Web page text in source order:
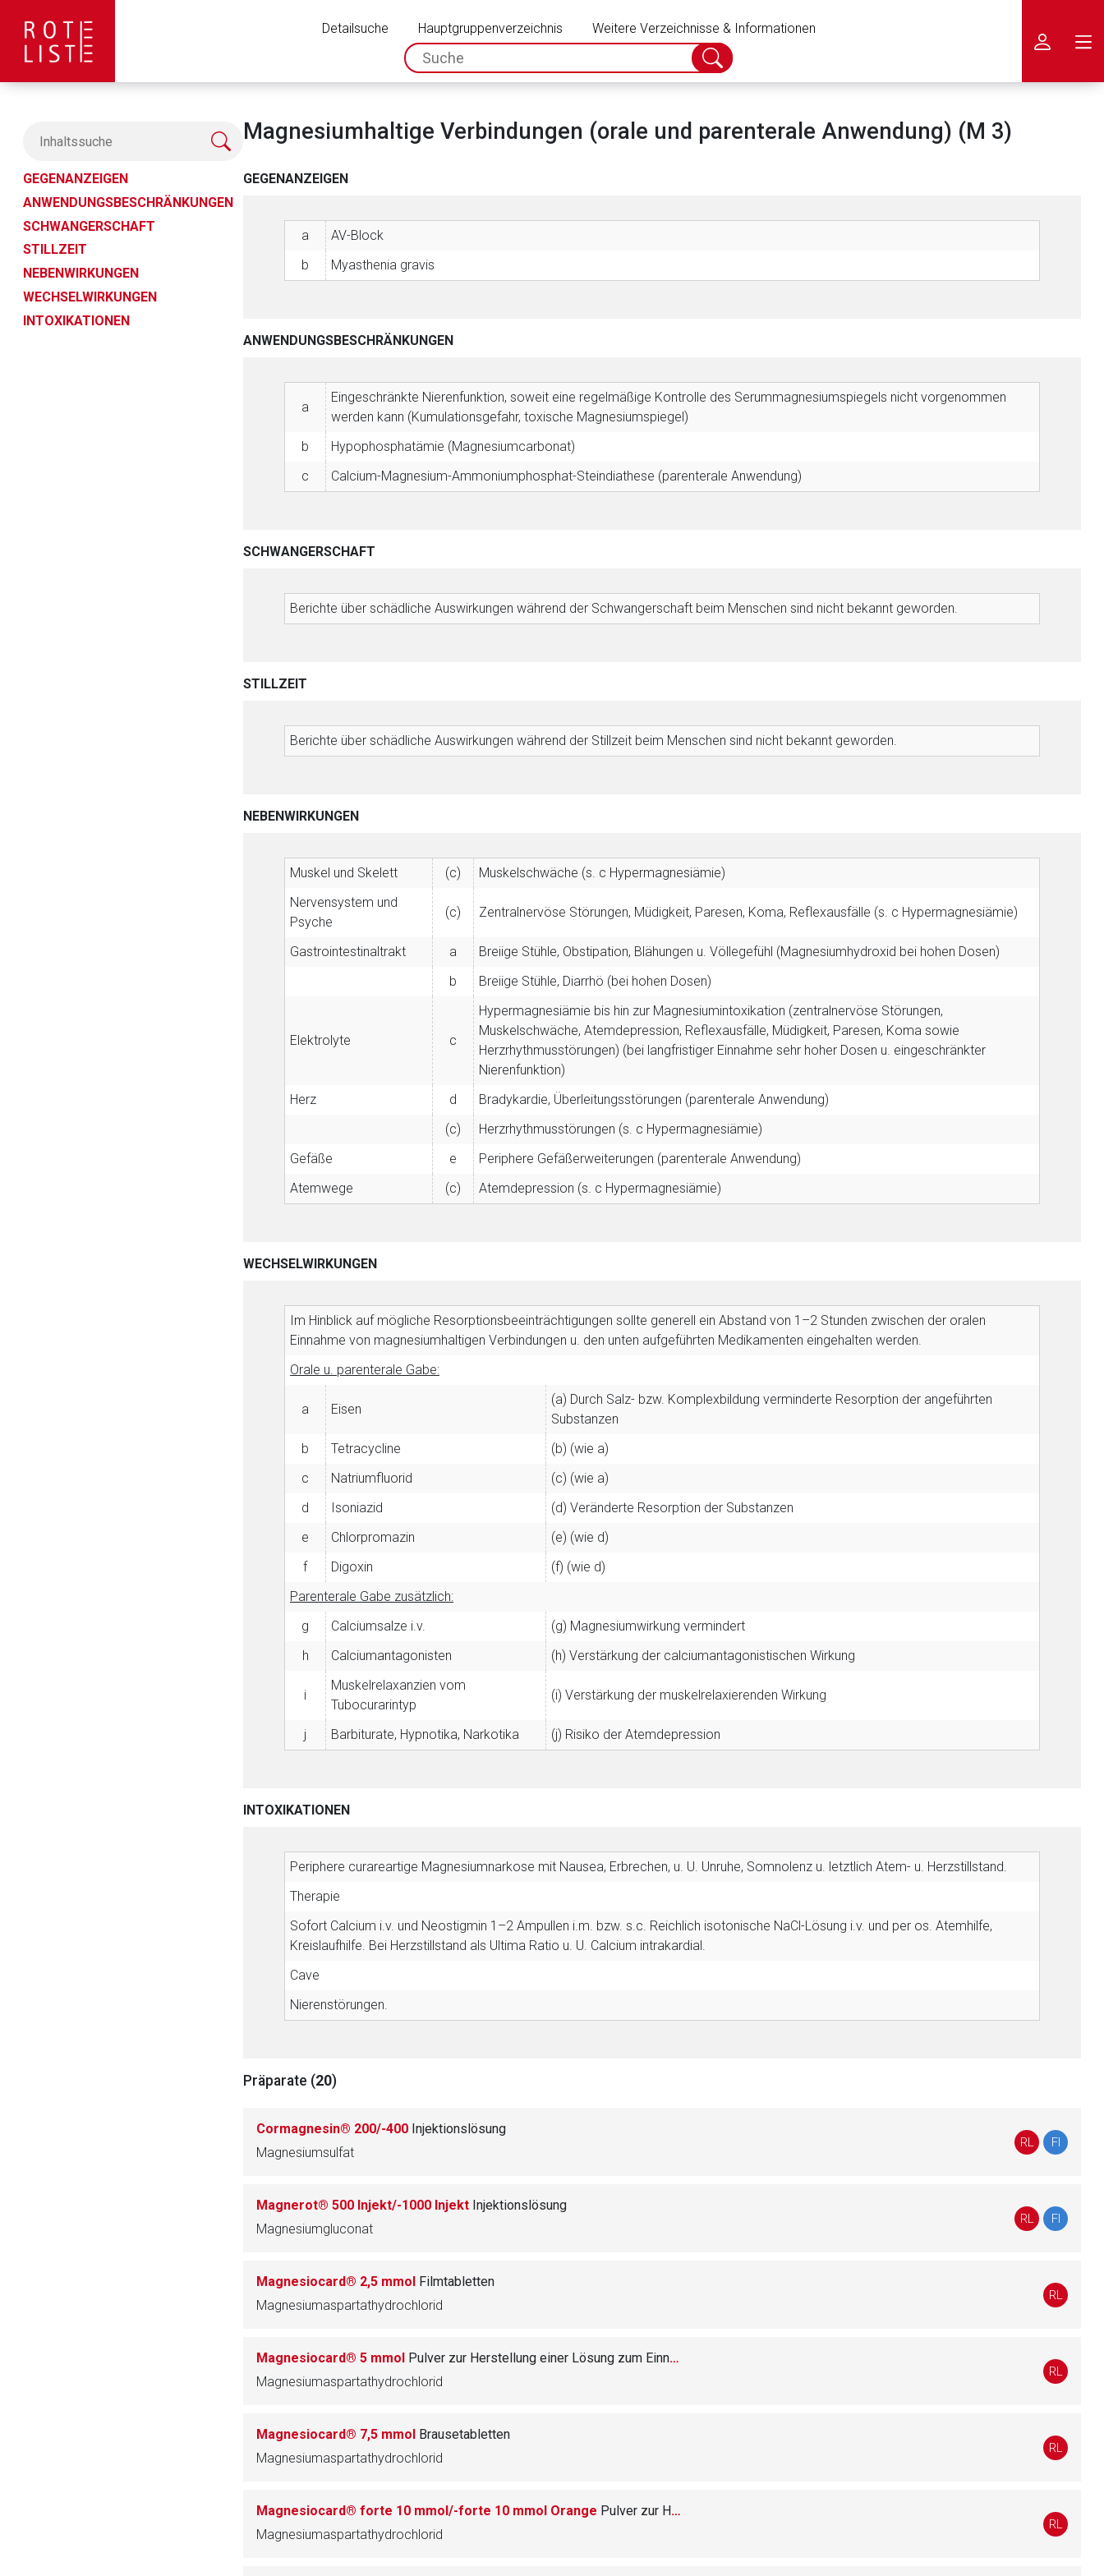
Detailsuche Hauptgruppenverzeichnis
Weitere Verzeichnisse & Informationen
spc.search.input.placeholder
Suche
abschicken
GEGENANZEIGEN
ANWENDUNGSBESCHRÄNKUNGEN
SCHWANGERSCHAFT
STILLZEIT
NEBENWIRKUNGEN
WECHSELWIRKUNGEN
INTOXIKATIONEN
Magnesiumhaltige Verbindungen (orale und parenterale Anwendung) (M 3)
GEGENANZEIGEN
a
AV-Block
b
Myasthenia gravis
ANWENDUNGSBESCHRÄNKUNGEN
a
Eingeschränkte Nierenfunktion, soweit eine regelmäßige Kontrolle des Serummagnesiumspiegels nicht vorgenommen
werden kann (Kumulationsgefahr, toxische Magnesiumspiegel)
b
Hypophosphatämie (Magnesiumcarbonat)
c
Calcium-Magnesium-Ammoniumphosphat-Steindiathese (parenterale Anwendung)
SCHWANGERSCHAFT
Berichte über schädliche Auswirkungen während der Schwangerschaft beim Menschen sind nicht bekannt geworden.
STILLZEIT
Berichte über schädliche Auswirkungen während der Stillzeit beim Menschen sind nicht bekannt geworden.
NEBENWIRKUNGEN
Muskel und Skelett (c)
Muskelschwäche (s. c Hypermagnesiämie)
Nervensystem und
Psyche
(c) Zentralnervöse Störungen, Müdigkeit, Paresen, Koma, Reflexausfälle (s. c Hypermagnesiämie)
Gastrointestinaltrakt a
Breiige Stühle, Obstipation, Blähungen u. Völlegefühl (Magnesiumhydroxid bei hohen Dosen)
b
Breiige Stühle, Diarrhö (bei hohen Dosen)
Elektrolyte c
Hypermagnesiämie bis hin zur Magnesiumintoxikation (zentralnervöse Störungen,
Muskelschwäche, Atemdepression, Reflexausfälle, Müdigkeit, Paresen, Koma sowie
Herzrhythmusstörungen) (bei langfristiger Einnahme sehr hoher Dosen u. eingeschränkter
Nierenfunktion)
Herz
d
Bradykardie, Überleitungsstörungen (parenterale Anwendung)
(c)
Herzrhythmusstörungen (s. c Hypermagnesiämie)
Gefäße
e
Periphere Gefäßerweiterungen (parenterale Anwendung)
Atemwege
(c) Atemdepression (s. c Hypermagnesiämie)
WECHSELWIRKUNGEN
Im Hinblick auf mögliche Resorptionsbeeinträchtigungen sollte generell ein Abstand von 1–2 Stunden zwischen der oralen
Einnahme von magnesiumhaltigen Verbindungen u. den unten aufgeführten Medikamenten eingehalten werden.
Orale u. parenterale Gabe:
a Eisen
(a) Durch Salz- bzw. Komplexbildung verminderte Resorption der angeführten
Substanzen
b
Tetracycline
(b) (wie a)
c
Natriumfluorid
(c) (wie a)
d
Isoniazid
(d) Veränderte Resorption der Substanzen
e
Chlorpromazin
(e) (wie d)
f
Digoxin
(f) (wie d)
Parenterale Gabe zusätzlich:
g
Calciumsalze i.v.
(g) Magnesiumwirkung vermindert
h
Calciumantagonisten (h) Verstärkung der calciumantagonistischen Wirkung
i
Muskelrelaxanzien vom
Tubocurarintyp
(i) Verstärkung der muskelrelaxierenden Wirkung
j Barbiturate, Hypnotika, Narkotika (j) Risiko der Atemdepression
INTOXIKATIONEN
Periphere curareartige Magnesiumnarkose mit Nausea, Erbrechen, u. U. Unruhe, Somnolenz u. letztlich Atem- u. Herzstillstand.
Therapie
Sofort Calcium i.v. und Neostigmin 1–2 Ampullen i.m. bzw. s.c. Reichlich isotonische NaCl-Lösung i.v. und per os. Atemhilfe,
Kreislaufhilfe. Bei Herzstillstand als Ultima Ratio u. U. Calcium intrakardial.
Cave
Nierenstörungen.
Präparate (20)
Cormagnesin® 200/-400 Injektionslösung
Magnesiumsulfat
RL FI
Magnerot® 500 Injekt/-1000 Injekt Injektionslösung
Magnesiumgluconat
RL FI
Magnesiocard® 2,5 mmol Filmtabletten
Magnesiumaspartathydrochlorid
RL
Magnesiocard® 5 mmol Pulver zur Herstellung einer Lösung zum Einnehmen
Magnesiumaspartathydrochlorid
RL
Magnesiocard® 7,5 mmol Brausetabletten
Magnesiumaspartathydrochlorid
RL
Magnesiocard® forte 10 mmol/-forte 10 mmol Orange Pulver zur Herstellung einer Lösung zum Einnehmen
Magnesiumaspartathydrochlorid
RL
Aufruf einer externen Seite
Der von Ihnen aufgerufene Link öffnet eine externe Web-Seite. Für die Inhalte der externen Web-Seite ist deren
Betreiber verantwortlich. Ebenso gelten dort ggf. andere Datenschutzbestimmungen.